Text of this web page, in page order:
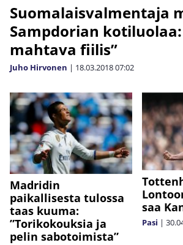
Suomalaisvalmentaja
Sampdorian
mahtava fiilis”
Juho Hirvonen | 18.03.201807:02
Madridin
paikallisesta tulossa
taas kuuma:
”Torikokouksia ja
pelin sabotoimista”
saa
Pasi |